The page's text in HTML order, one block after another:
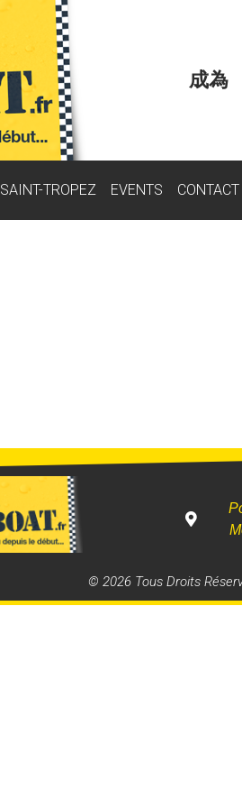
成為
SAINT-TROPEZ EVENTS CONTACT
© 2026 Tous Droits